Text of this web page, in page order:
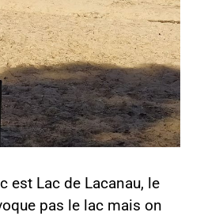
est Lac de Lacanau, le
pas le lac mais on